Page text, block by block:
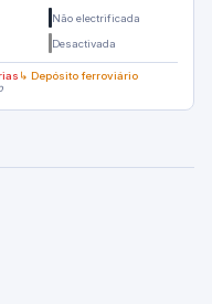
Não electrificada
Desactivada
↳ Depósito ferroviário